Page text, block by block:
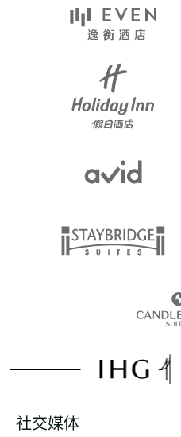
社交媒体